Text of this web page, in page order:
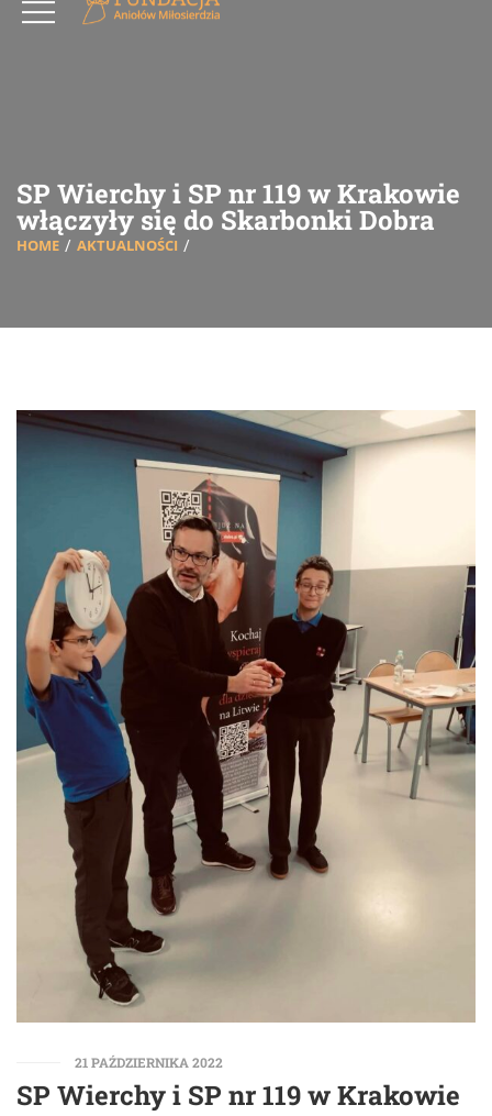
SP Wierchy i SP nr 119 w Krakowie
włączyły się do Skarbonki Dobra
HOME AKTUALNOŚCI
21 PAŹDZIERNIKA 2022
SP Wierchy i SP nr 119 w Krakowie